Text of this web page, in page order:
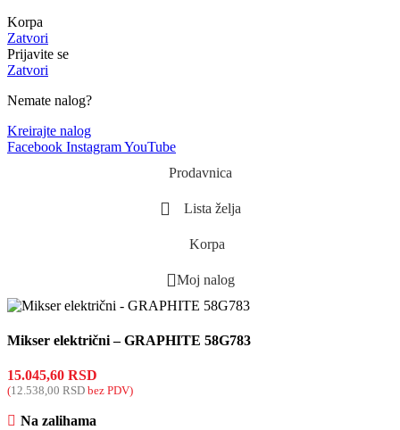
Korpa
Zatvori
Prijavite se
Zatvori
Nemate nalog?
Kreirajte nalog
Facebook InstagramYouTube
Prodavnica
Lista želja
Korpa
Moj nalog
Mikser električni – GRAPHITE 58G783
15.045,60 RSD
(12.538,00 RSD bez PDV)
Na zalihama